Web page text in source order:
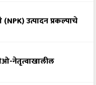
(NPK) उत्पादन प्रकल्पाचे
नेतृत्वाखालील